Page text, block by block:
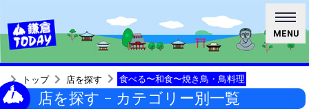
MENU
トップ 店を探す 食べる〜和食〜焼き鳥・鳥料理
店を探す − カテゴリー別一覧